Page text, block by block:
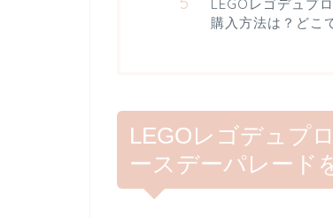
LEGOレゴデュプ
購入方法は？どこ
LEGOレゴデュプ
ースデーパレード